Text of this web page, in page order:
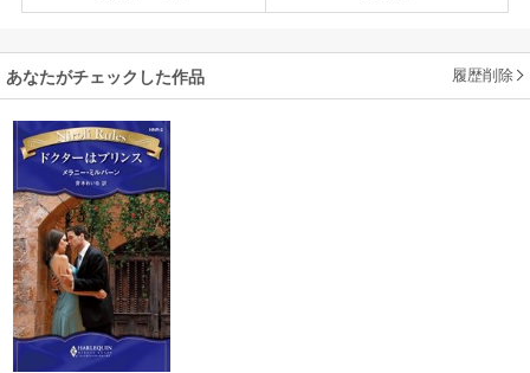
あなたがチェックした作品 履歴削除